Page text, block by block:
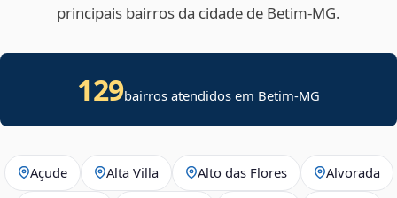
principais bairros da cidade de Betim‑MG.
129bairros atendidos em Betim-MG
Açude Alta Villa Alto das Flores Alvorada